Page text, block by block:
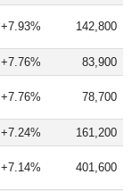
+7.93% 142,800
+7.76% 83,900
+7.76% 78,700
+7.24% 161,200
+7.14% 401,600